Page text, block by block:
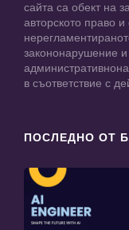
сайта са обект на
авторското право
закононарушение
в съответствие с
ПОСЛЕДНО ОТ